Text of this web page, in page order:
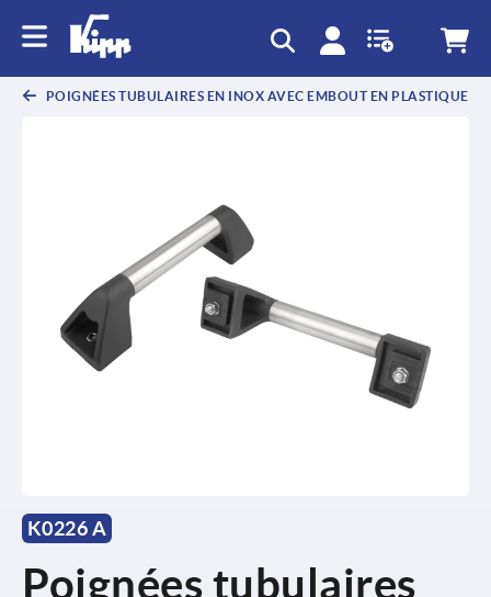
POIGNÉES TUBULAIRES EN INOX AVEC EMBOUT EN PLASTIQUE
K0226 A
Poignées tubulaires